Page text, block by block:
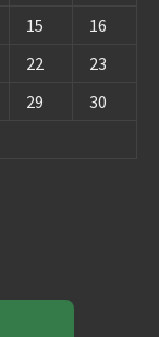
15
16
22
23
29
30